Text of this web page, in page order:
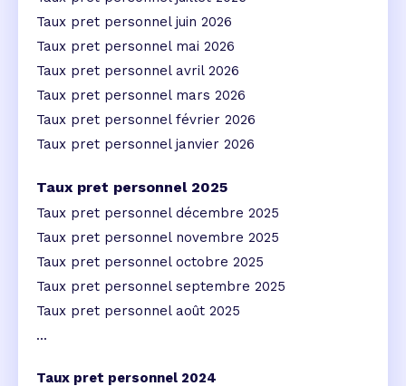
Taux pret personnel juin 2026
Taux pret personnel mai 2026
Taux pret personnel avril 2026
Taux pret personnel mars 2026
Taux pret personnel février 2026
Taux pret personnel janvier 2026
Taux pret personnel 2025
Taux pret personnel décembre 2025
Taux pret personnel novembre 2025
Taux pret personnel octobre 2025
Taux pret personnel septembre 2025
Taux pret personnel août 2025
...
Taux pret personnel 2024